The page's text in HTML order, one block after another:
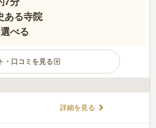
ある寺院
べる
・口コミを見る
駅」から徒歩7分とアクセス抜群なのが特徴
りながらも自然に囲まれており、陽当り良
詳細を見る